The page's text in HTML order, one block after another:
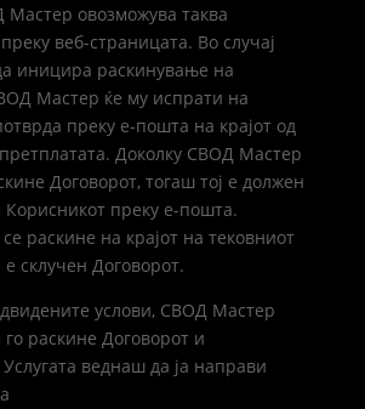
Мастер овозможува таква
веб-страницата. Во случај
иницира раскинување на
Мастер ќе му испрати на
преку е-пошта на крајот од
Доколку СВОД Мастер
Договорот, тогаш тој е должен
Корисникот преку е-пошта.
раскине на крајот на тековниот
е склучен Договорот.
услови, СВОД Мастер
раскине Договорот и
веднаш да ја направи